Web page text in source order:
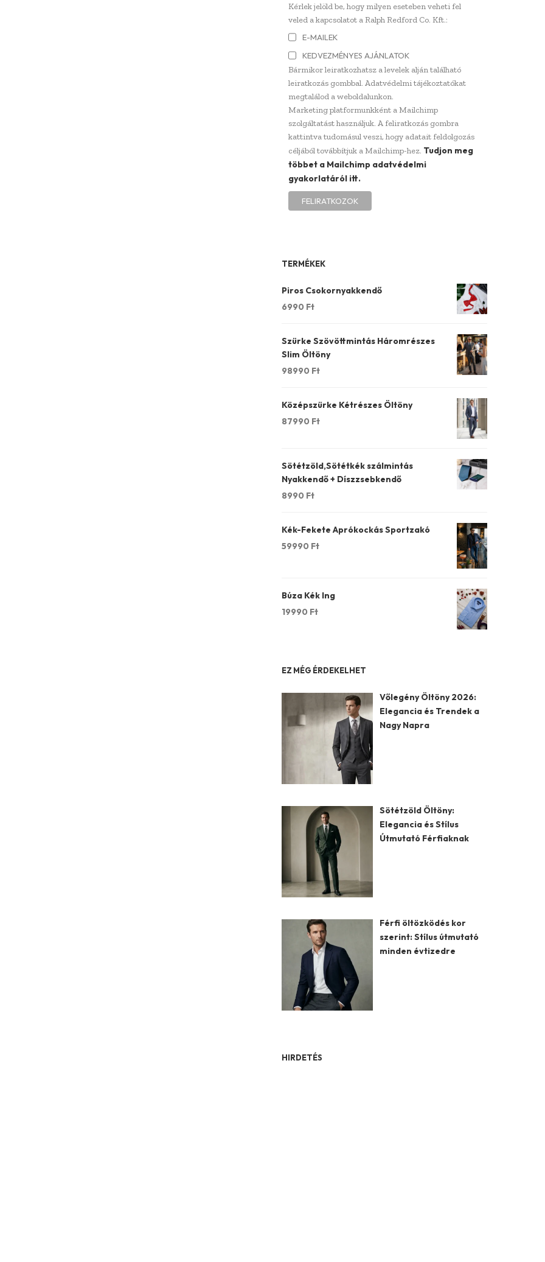
Kérlek jelöld be, hogy milyen eseteben veheti fel
veled a kapcsolatot a Ralph Redford Co. Kft.:
E-MAILEK
KEDVEZMÉNYES AJÁNLATOK
Bármikor leiratkozhatsz a levelek alján található
leiratkozás gombbal. Adatvédelmi tájékoztatókat
megtalálod a weboldalunkon.
Marketing platformunkként a Mailchimp
szolgáltatást használjuk. A feliratkozás gombra
kattintva tudomásul veszi, hogy adatait feldolgozás
céljából továbbítjuk a Mailchimp-hez. Tudjon meg
többet a Mailchimp adatvédelmi
gyakorlatáról itt.
TERMÉKEK
Piros Csokornyakkendő
6990 Ft
Szürke Szövöttmintás Háromrészes
Slim Öltöny
98990 Ft
Középszürke Kétrészes Öltöny
87990 Ft
Sötétzöld,Sötétkék szálmintás
Nyakkendő + Díszzsebkendő
8990 Ft
Kék-Fekete Aprókockás Sportzakó
59990 Ft
Búza Kék Ing
19990 Ft
EZ MÉG ÉRDEKELHET
Vőlegény Öltöny 2026:
Elegancia és Trendek a
Nagy Napra
Sötétzöld Öltöny:
Elegancia és Stílus
Útmutató Férfiaknak
Férfi öltözködés kor
szerint: Stílus útmutató
minden évtizedre
HIRDETÉS